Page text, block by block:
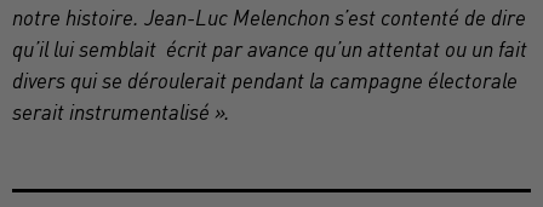
notre histoire. Jean-Luc Melenchon s’est contenté de dire
qu’il lui semblait écrit par avance qu’un attentat ou un fait
divers qui se déroulerait pendant la campagne électorale
serait instrumentalisé ».